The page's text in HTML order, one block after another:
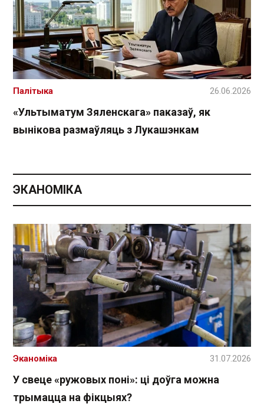
«Ультыматум Зяленскага» паказаў, як
вынікова размаўляць з Лукашэнкам
Палітыка 26.06.2026
ЭКАНОМІКА
У свеце «ружовых поні»: ці доўга можна
трымацца на фікцыях?
Эканоміка 31.07.2026